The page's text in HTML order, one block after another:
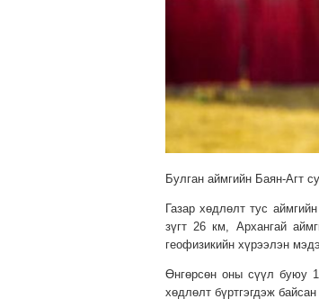
Булган аймгийн Баян-Агт
Газар хөдлөлт тус
зүгт 26 км, Архангай
геофизикийн хүрээлэн
Өнгөрсөн оны сүүл буюу
хөдлөлт бүртгэгдэж байсан